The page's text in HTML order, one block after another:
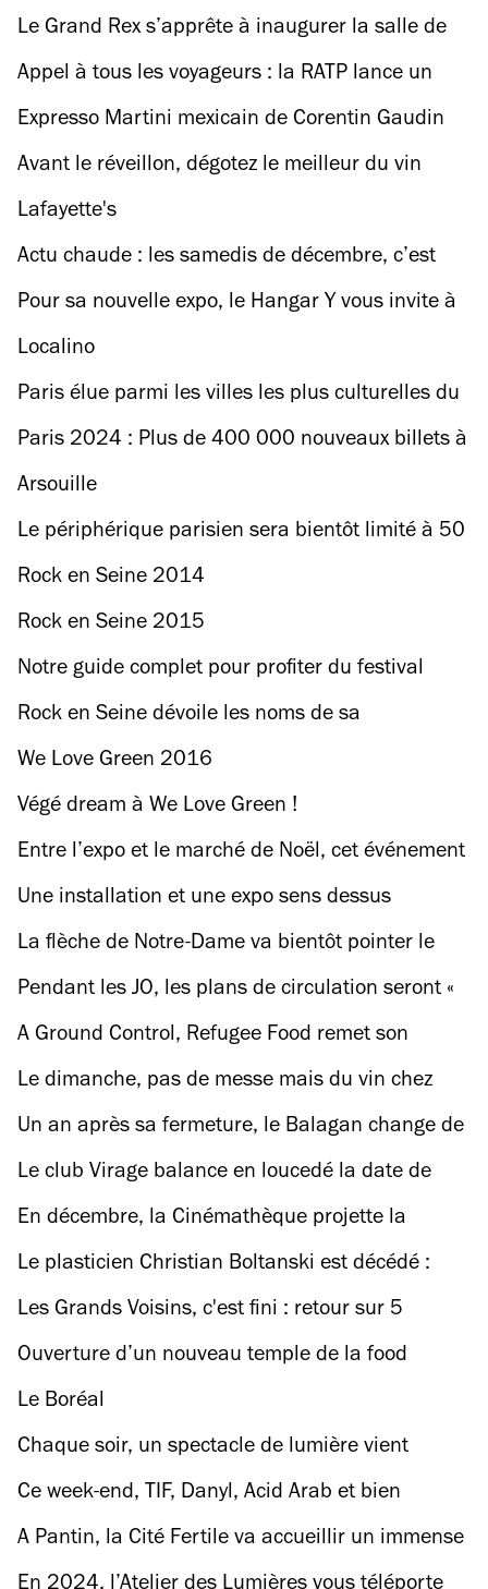
sur le canal Saint-Martin
Le Grand Rex s’apprête à inaugurer la salle de
ciné du futur (la plus belle que vous ayez jamais
vue?)
Appel à tous les voyageurs : la RATP lance un
casting pour trouver ses nouvelles voix
Expresso Martini mexicain de Corentin Gaudin
(Danico)
Avant le réveillon, dégotez le meilleur du vin
nature à Ground Control
Lafayette's
Actu chaude : les samedis de décembre, c’est
sauna party à la Cité Fertile
Pour sa nouvelle expo, le Hangar Y vous invite à
“prendre le soleil” tout l’hiver
Localino
Paris élue parmi les villes les plus culturelles du
monde !
Paris 2024 : Plus de 400 000 nouveaux billets à
choper pour TOUS les sports (et les cérémonies) !
Arsouille
Le périphérique parisien sera bientôt limité à 50
km/h
Rock en Seine 2014
Rock en Seine 2015
Notre guide complet pour profiter du festival
Rock en Seine
Rock en Seine dévoile les noms de sa
programmation 2023
We Love Green 2016
Végé dream à We Love Green !
Entre l’expo et le marché de Noël, cet événement
fête les 80 ans du LSD (et ça va faire un carton)
Une installation et une expo sens dessus
dessous sont à découvrir faubourg Saint-Honoré
La flèche de Notre-Dame va bientôt pointer le
bout de son nez !
Pendant les JO, les plans de circulation seront «
hardcore » à Paris, prévient le ministre Clément
Beaune
A Ground Control, Refugee Food remet son
banquet solidaire au menu de Noël
Le dimanche, pas de messe mais du vin chez
Yard
Un an après sa fermeture, le Balagan change de
blaze et rouvre ses portes ! On vous emmène.
Le club Virage balance en loucedé la date de
lancement de sa troisième édition
En décembre, la Cinémathèque projette la
filmographie complète de Sofia Coppola (son
dernier film compris) !
Le plasticien Christian Boltanski est décédé :
retour sur son œuvre, immortelle
Les Grands Voisins, c'est fini : retour sur 5
années d'une folle épopée
Ouverture d’un nouveau temple de la food
italienne de 2 500 m2 en plein Marais
Le Boréal
Chaque soir, un spectacle de lumière vient
sublimer le Dôme des Invalides
Ce week-end, TIF, Danyl, Acid Arab et bien
d’autres célèbrent l’Algérie à Chaillot !
A Pantin, la Cité Fertile va accueillir un immense
club indoor de jour jusqu’au mois de mai !